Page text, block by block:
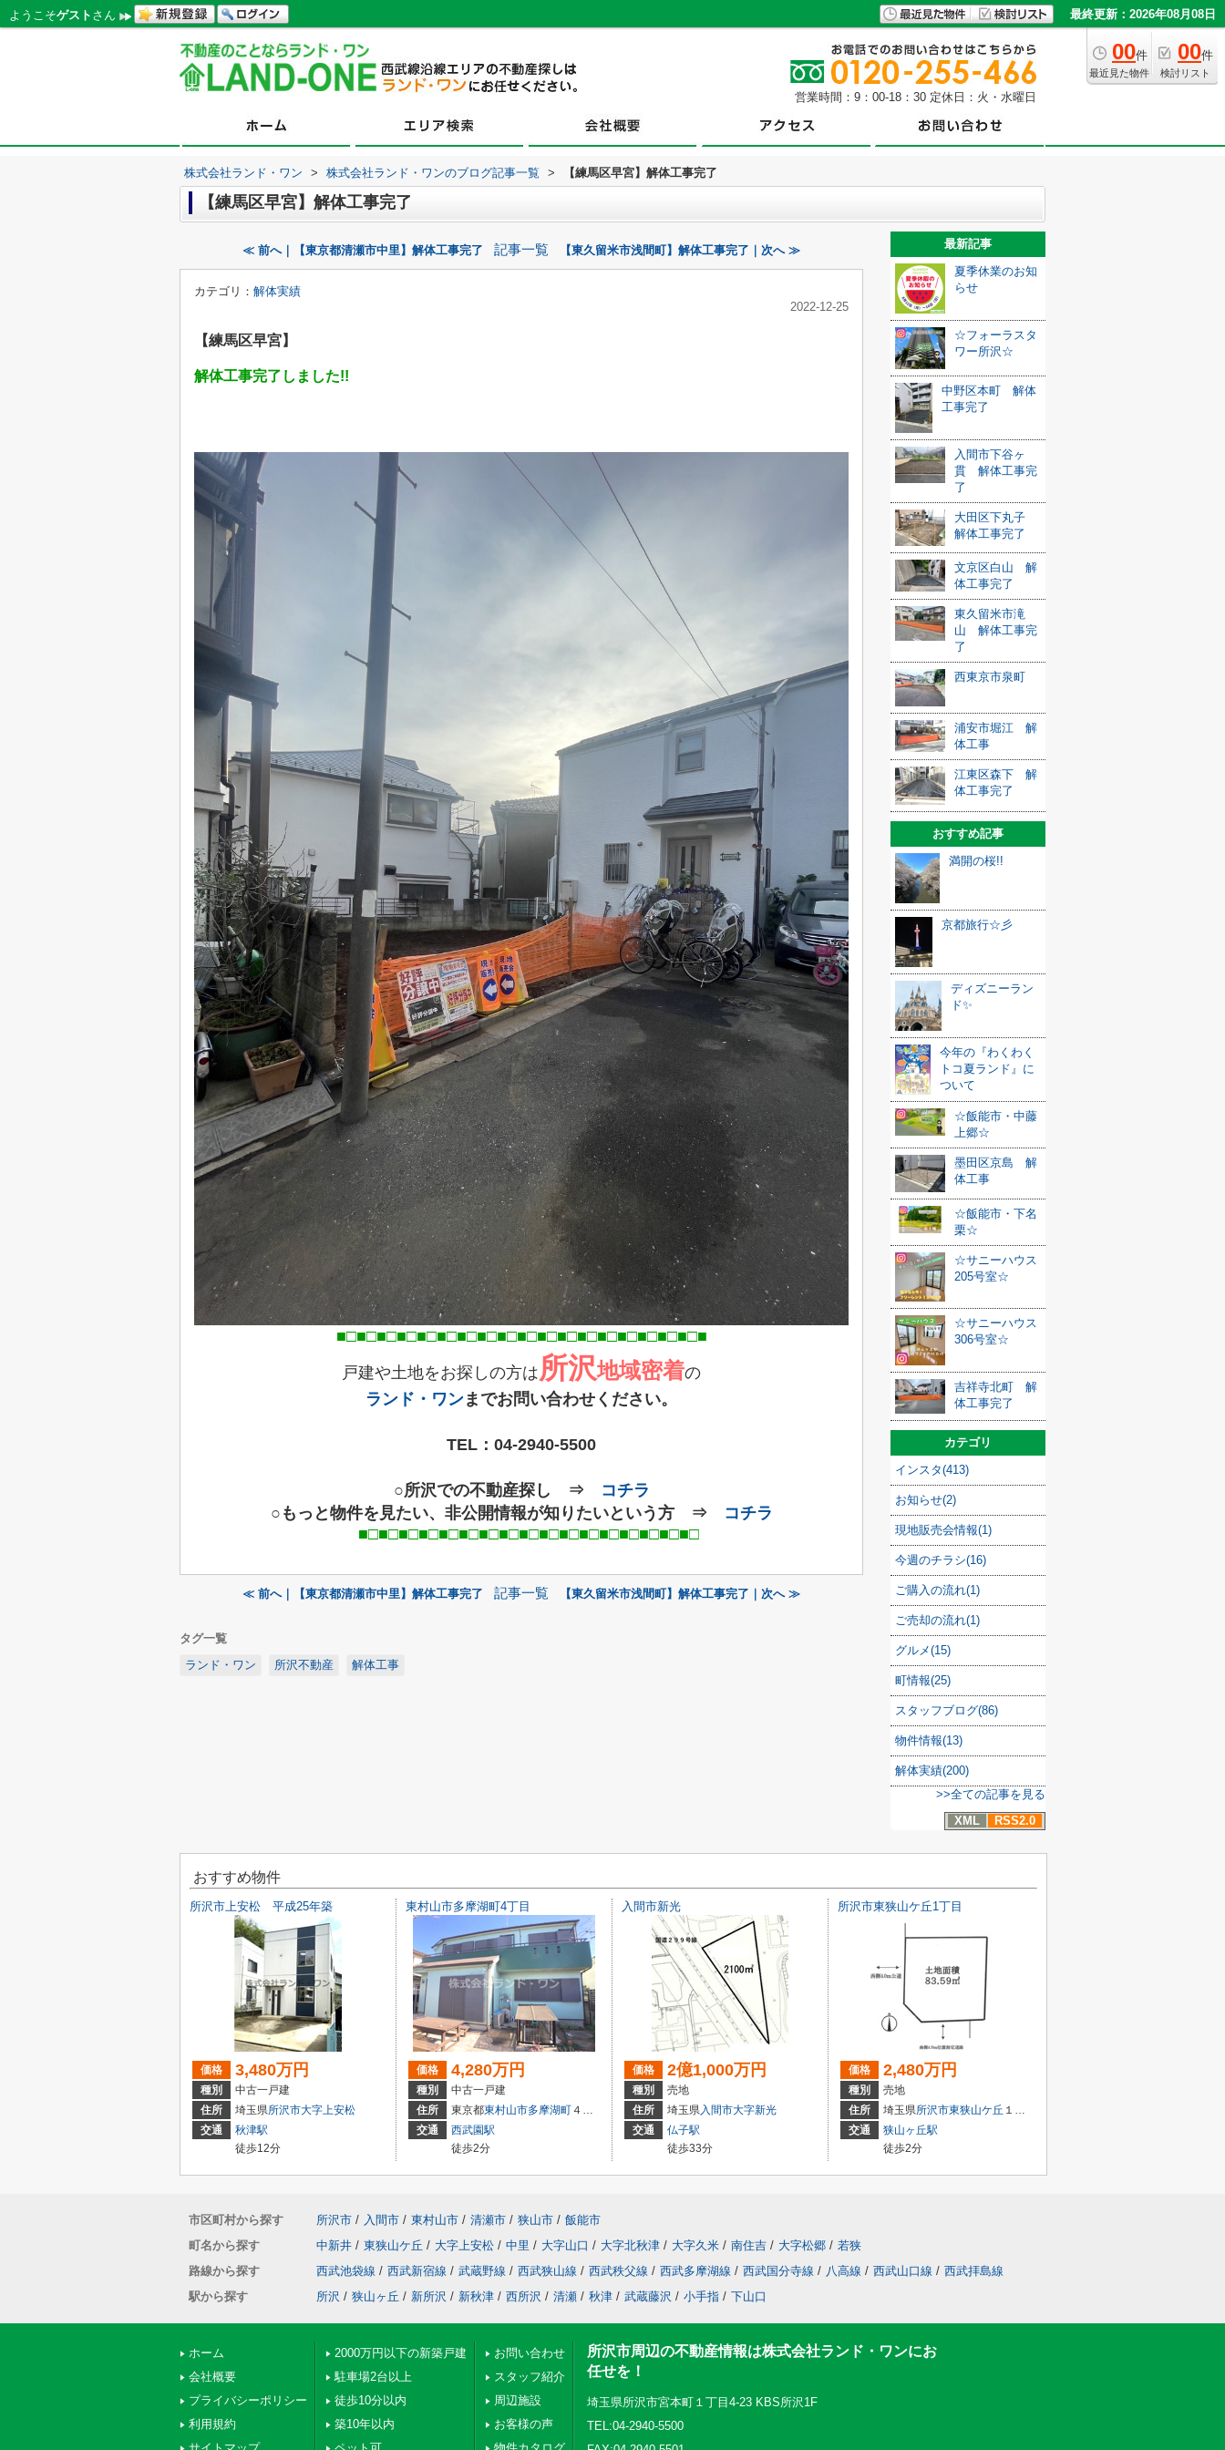
ようこそゲスト さん 最終更新：2026年08月08日
00件
最近見た物件
00件
検討リスト
営業時間：9：00-18：30 定休日：火・水曜日
株式会社ランド・ワン > 株式会社ランド・ワンのブログ記事一覧 > 【練馬区早宮】解体工事完了
【練馬区早宮】解体工事完了
≪ 前へ｜【東京都清瀬市中里】解体工事完了 記事一覧 【東久留米市浅間町】解体工事完了｜次へ ≫
カテゴリ： 解体実績
2022-12-25
【練馬区早宮】
解体工事完了しました!!
■□■□■□■□■□■□■□■□■□■□■□■□■□■□■□■□■□■□■
戸建や土地をお探しの方は 所沢地域密着の
ランド・ワンまでお問い合わせください。
TEL： 04-2940-5500
○所沢での不動産探し ⇒
コチラ
○もっと物件を見たい、非公開情報が知りたいという方 ⇒
コチラ
■□■□■□■□■□■□■□■□■□■□■□■□■□■□■□■□■□
≪ 前へ｜【東京都清瀬市中里】解体工事完了 記事一覧 【東久留米市浅間町】解体工事完了｜次へ ≫
タグ一覧
ランド・ワン
所沢不動産 解体工事
最新記事
夏季休業のお知
らせ
☆フォーラスタ
ワー所沢☆
中野区本町 解体
工事完了
入間市下谷ヶ
貫 解体工事完
了
大田区下丸子
解体工事完了
文京区白山 解
体工事完了
東久留米市滝
山 解体工事完
了
西東京市泉町
浦安市堀江 解
体工事
江東区森下 解
体工事完了
おすすめ記事
満開の桜!!
京都旅行☆彡
ディズニーラン
ド✨
今年の『わくわく
トコ夏ランド』に
ついて
☆飯能市・中藤
上郷☆
墨田区京島 解
体工事
☆飯能市・下名
栗☆
☆サニーハウス
205号室☆
☆サニーハウス
306号室☆
吉祥寺北町 解
体工事完了
カテゴリ
インスタ(413)
お知らせ(2)
現地販売会情報(1)
今週のチラシ(16)
ご購入の流れ(1)
ご売却の流れ(1)
グルメ(15)
町情報(25)
スタッフブログ(86)
物件情報(13)
解体実績(200)
>>全ての記事を見る
XML
RSS2.0
おすすめ物件
所沢市上安松 平成25年築
価格 3,480万円
種別
中古一戸建
住所
埼玉県所沢市大字上安松
交通
秋津駅
徒歩12分
東村山市多摩湖町4丁目
価格 4,280万円
種別
中古一戸建
住所
東京都東村山市多摩湖町４丁目
交通
西武園駅
徒歩2分
入間市新光
価格 2億1,000万円
種別
売地
住所
埼玉県入間市大字新光
交通
仏子駅
徒歩33分
所沢市東狭山ケ丘1丁目
価格 2,480万円
種別
売地
住所
埼玉県所沢市東狭山ケ丘 １丁目
交通
狭山ヶ丘駅
徒歩2分
市区町村から探す 所沢市 / 入間市 / 東村山市 / 清瀬市 / 狭山市 / 飯能市
町名から探す
中新井 / 東狭山ケ丘 / 大字上安松 / 中里 / 大字山口 / 大字北秋津 / 大字久米 / 南住吉 / 大字松郷 / 若狭
路線から探す
西武池袋線 / 西武新宿線 / 武蔵野線 / 西武狭山線 / 西武秩父線 / 西武多摩湖線 / 西武国分寺線 / 八高線 / 西武山口線 / 西武拝島線
駅から探す
所沢 / 狭山ヶ丘 / 新所沢 / 新秋津 / 西所沢 / 清瀬 / 秋津 / 武蔵藤沢 / 小手指 / 下山口
ホーム
会社概要
プライバシーポリシー
利用規約
2000万円以下の新築戸建
駐車場2台以上
徒歩10分以内
築10年以内
お問い合わせ
スタッフ紹介
周辺施設
お客様の声
所沢市周辺の不動産情報は株式会社ランド・ワンにお
任せを！
埼玉県所沢市宮本町１丁目4-23 KBS所沢1F
TEL:04-2940-5500